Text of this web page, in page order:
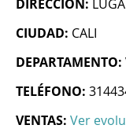
DIRECCIÓN:
CIUDAD: CALI
DEPARTAMENTO:
TELÉFONO:
VENTAS: Ver